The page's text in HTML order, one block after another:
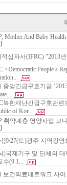
Mother And Baby Health
적십자사(IFRC) "2013
<Democratic People’s
중앙긴급구호기금
북한재난긴급구호관련
of Kor...
취약계층 영양사업 모
]9/27(토)광주 지역강연
]국제기구 및 단체의
수(9.1...
보건의료네트워크 사